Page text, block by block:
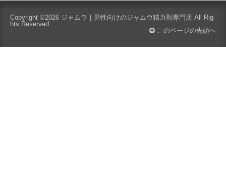
Copyright ©2026 ジャムラ｜男性向けのジャムウ精力剤専門店 All Rig
hts Reserved.
このページの先頭へ